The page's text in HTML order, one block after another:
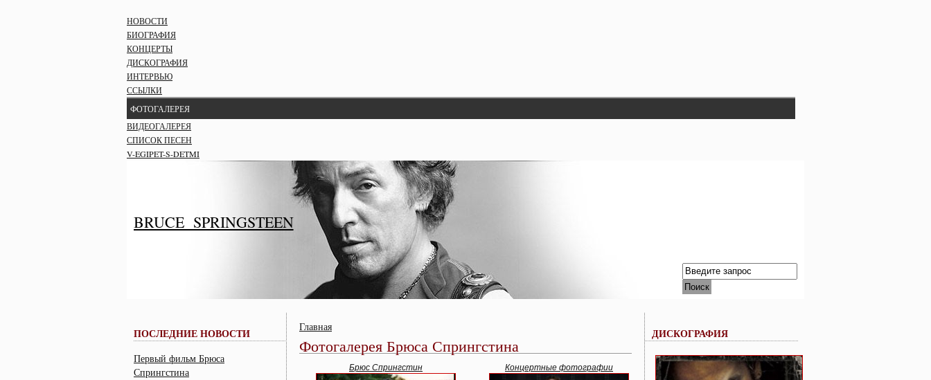
НОВОСТИ
БИОГРАФИЯ
КОНЦЕРТЫ
ДИСКОГРАФИЯ
ИНТЕРВЬЮ
ССЫЛКИ
ФОТОГАЛЕРЕЯ
ВИДЕОГАЛЕРЕЯ
СПИСОК ПЕСЕН
V-EGIPET-S-DETMI
BRUCE SPRINGSTEEN
ПОСЛЕДНИЕ НОВОСТИ
Первый фильм Брюса
Спрингстина
Главная
Фотогалерея Брюса Спрингстина
Брюс Спрингстин Концертные фотографии
ДИСКОГРАФИЯ